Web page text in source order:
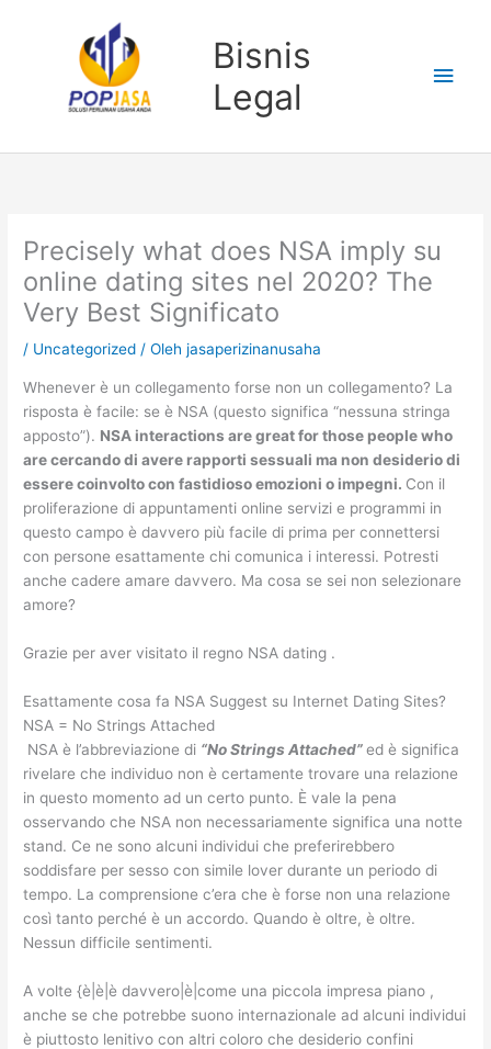
Bisnis
Legal
Precisely what does NSA imply su
online dating sites nel 2020? The
Very Best Significato
/ Uncategorized / Olehjasaperizinanusaha
Whenever è un collegamento forse non un collegamento? La
risposta è facile: se è NSA (questo significa “nessuna stringa
apposto”). NSA interactions are great for those people who
are cercando di avere rapporti sessuali ma non desiderio di
essere coinvolto con fastidioso emozioni o impegni. Con il
proliferazione di appuntamenti online servizi e programmi in
questo campo è davvero più facile di prima per connettersi
con persone esattamente chi comunica i interessi. Potresti
anche cadere amare davvero. Ma cosa se sei non selezionare
amore?
Grazie per aver visitato il regno NSA dating .
Esattamente cosa fa NSA Suggest su Internet Dating Sites?
NSA = No Strings Attached
NSA è l’abbreviazione di “No Strings Attached”ed è significa
rivelare che individuo non è certamente trovare una relazione
in questo momento ad un certo punto. È vale la pena
osservando che NSA non necessariamente significa una notte
stand. Ce ne sono alcuni individui che preferirebbero
soddisfare per sesso con simile lover durante un periodo di
tempo. La comprensione c’era che è forse non una relazione
così tanto perché è un accordo. Quando è oltre, è oltre.
Nessun difficile sentimenti.
A volte {è|è|è davvero|è|come una piccola impresa piano ,
anche se che potrebbe suono internazionale ad alcuni individui
è piuttosto lenitivo con altri coloro che desiderio confini